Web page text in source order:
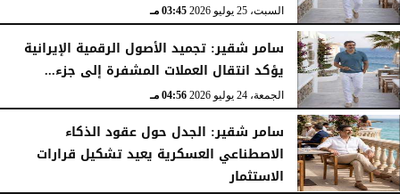
السبت، 25 يوليو 2026 03:45 مـ
سامر شقير: تجميد الأصول الرقمية الإيرانية
يؤكد انتقال العملات المشفرة إلى جزء...
الجمعة، 24 يوليو 2026 04:56 مـ
سامر شقير: الجدل حول عقود الذكاء
الاصطناعي العسكرية يعيد تشكيل قرارات
الاستثمار